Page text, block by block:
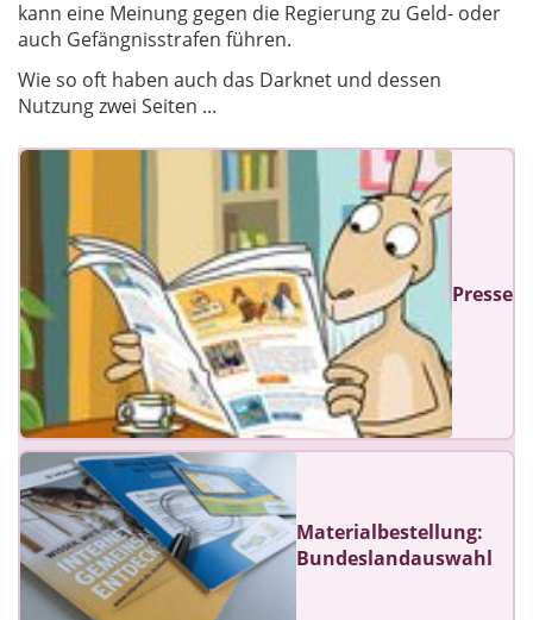
kann eine Meinung gegen die Regierung zu Geld- oder
auch Gefängnisstrafen führen.
Wie so oft haben auch das Darknet und dessen
Nutzung zwei Seiten ...
Presse
Materialbestellung:
Bundeslandauswahl